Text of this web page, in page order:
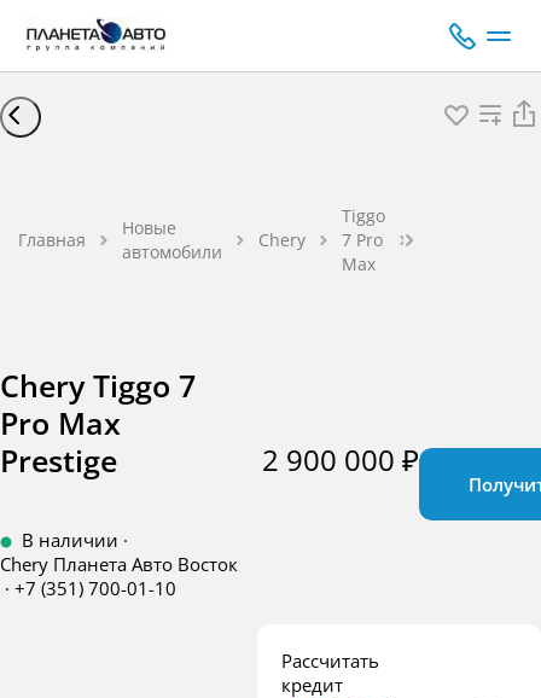
Главная
Новые
автомобили
Chery
Tiggo
7 Pro
Max
Chery Tiggo 7
Pro Max
Prestige
В наличии ·
Chery Планета Авто Восток
· +7 (351) 700-01-10
2 900 000 ₽
Рассчитать
кредит